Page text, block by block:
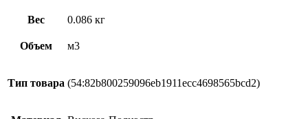
Вес 0.086 кг
Объем м3
Тип товара (54:82b800259096eb1911ecc4698565bcd2)